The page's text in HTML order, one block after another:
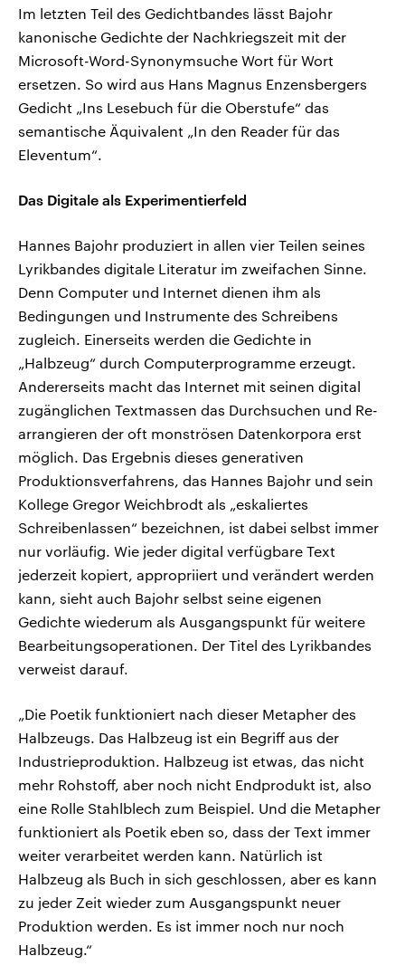
Im letzten Teil des Gedichtbandes lässt Bajohr
kanonische Gedichte der Nachkriegszeit mit der
Microsoft-Word-Synonymsuche Wort für Wort
ersetzen. So wird aus Hans Magnus Enzensbergers
Gedicht „Ins Lesebuch für die Oberstufe“ das
semantische Äquivalent „In den Reader für das
Eleventum“.
Das Digitale als Experimentierfeld
Hannes Bajohr produziert in allen vier Teilen seines
Lyrikbandes digitale Literatur im zweifachen Sinne.
Denn Computer und Internet dienen ihm als
Bedingungen und Instrumente des Schreibens
zugleich. Einerseits werden die Gedichte in
„Halbzeug“ durch Computerprogramme erzeugt.
Andererseits macht das Internet mit seinen digital
zugänglichen Textmassen das Durchsuchen und Re-
arrangieren der oft monströsen Datenkorpora erst
möglich. Das Ergebnis dieses generativen
Produktionsverfahrens, das Hannes Bajohr und sein
Kollege Gregor Weichbrodt als „eskaliertes
Schreibenlassen“ bezeichnen, ist dabei selbst immer
nur vorläufig. Wie jeder digital verfügbare Text
jederzeit kopiert, appropriiert und verändert werden
kann, sieht auch Bajohr selbst seine eigenen
Gedichte wiederum als Ausgangspunkt für weitere
Bearbeitungsoperationen. Der Titel des Lyrikbandes
verweist darauf.
„Die Poetik funktioniert nach dieser Metapher des
Halbzeugs. Das Halbzeug ist ein Begriff aus der
Industrieproduktion. Halbzeug ist etwas, das nicht
mehr Rohstoff, aber noch nicht Endprodukt ist, also
eine Rolle Stahlblech zum Beispiel. Und die Metapher
funktioniert als Poetik eben so, dass der Text immer
weiter verarbeitet werden kann. Natürlich ist
Halbzeug als Buch in sich geschlossen, aber es kann
zu jeder Zeit wieder zum Ausgangspunkt neuer
Produktion werden. Es ist immer noch nur noch
Halbzeug.“